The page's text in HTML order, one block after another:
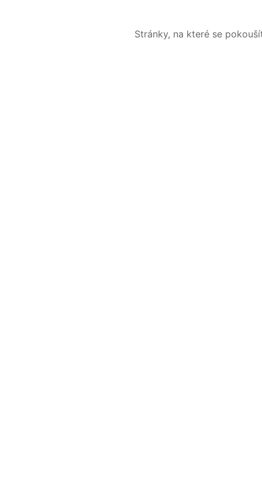
Stránky, na které se